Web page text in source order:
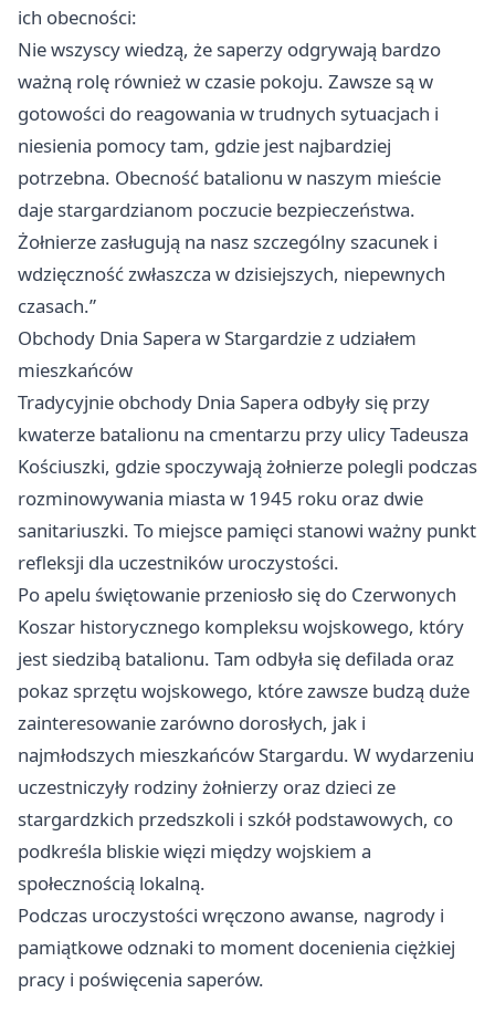
ich obecności:
Nie wszyscy wiedzą, że saperzy odgrywają bardzo
ważną rolę również w czasie pokoju. Zawsze są w
gotowości do reagowania w trudnych sytuacjach i
niesienia pomocy tam, gdzie jest najbardziej
potrzebna. Obecność batalionu w naszym mieście
daje stargardzianom poczucie bezpieczeństwa.
Żołnierze zasługują na nasz szczególny szacunek i
wdzięczność zwłaszcza w dzisiejszych, niepewnych
czasach.”
Obchody Dnia Sapera w Stargardzie z udziałem
mieszkańców
Tradycyjnie obchody Dnia Sapera odbyły się przy
kwaterze batalionu na cmentarzu przy ulicy Tadeusza
Kościuszki, gdzie spoczywają żołnierze polegli podczas
rozminowywania miasta w 1945 roku oraz dwie
sanitariuszki. To miejsce pamięci stanowi ważny punkt
refleksji dla uczestników uroczystości.
Po apelu świętowanie przeniosło się do Czerwonych
Koszar historycznego kompleksu wojskowego, który
jest siedzibą batalionu. Tam odbyła się defilada oraz
pokaz sprzętu wojskowego, które zawsze budzą duże
zainteresowanie zarówno dorosłych, jak i
najmłodszych mieszkańców Stargardu. W wydarzeniu
uczestniczyły rodziny żołnierzy oraz dzieci ze
stargardzkich przedszkoli i szkół podstawowych, co
podkreśla bliskie więzi między wojskiem a
społecznością lokalną.
Podczas uroczystości wręczono awanse, nagrody i
pamiątkowe odznaki to moment docenienia ciężkiej
pracy i poświęcenia saperów.